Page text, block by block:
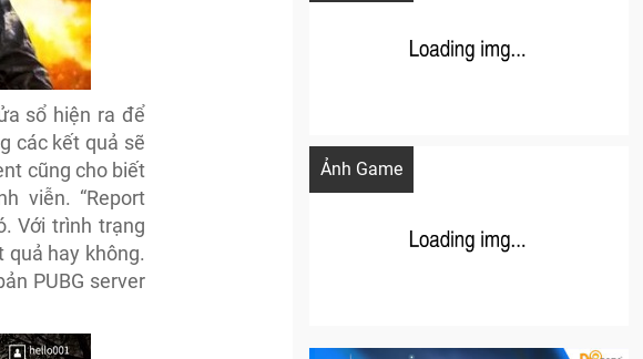
sổ hiện ra để
các kết quả sẽ
cũng cho biết
viễn. “Report
Với trình trạng
quả hay không.
PUBG server
Ảnh Game